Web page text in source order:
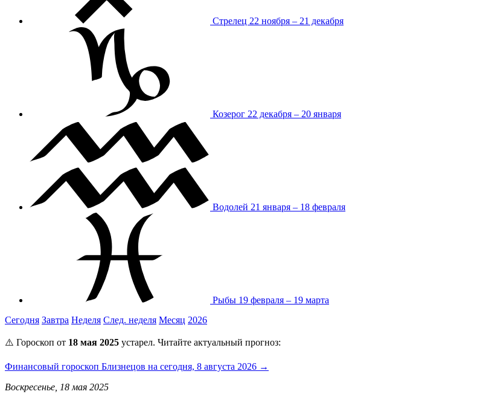
Стрелец 22 ноября – 21 декабря
Козерог 22 декабря – 20 января
Водолей 21 января – 18 февраля
Рыбы 19 февраля – 19 марта
Сегодня Завтра Неделя След. неделя Месяц 2026
⚠️ Гороскоп от 18 мая 2025 устарел. Читайте актуальный прогноз:
Финансовый гороскоп Близнецов на сегодня, 8 августа 2026 →
Воскресенье, 18 мая 2025